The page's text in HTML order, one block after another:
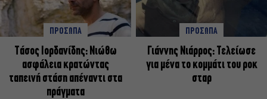
ΠΡΟΣΩΠΑ
Tάσος Ιορδανίδης: Νιώθω
ασφάλεια κρατώντας
ταπεινή στάση απέναντι στα
πράγματα
ΠΡΟΣΩΠΑ
Γιάννης Νιάρρος: Τελείωσε
για μένα το κομμάτι του ροκ
σταρ